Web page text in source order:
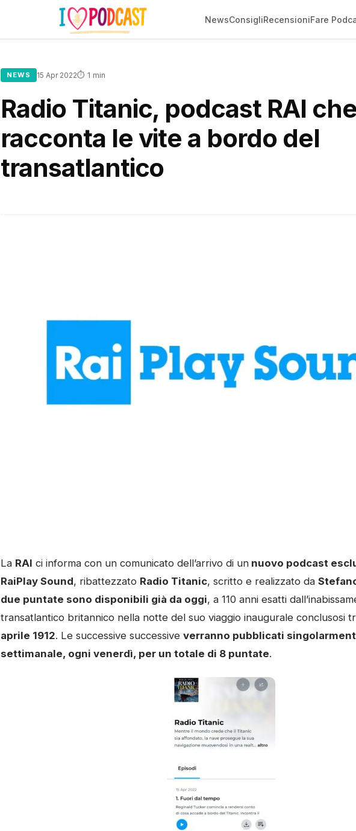
NewsConsigliRecensioniFare
NEWS 15 Apr 2022⏱ 1 min
Radio Titanic, podcast RAI che
racconta le vite a bordo del
transatlantico
La RAI ci informa con un comunicato dell’arrivo di un nuovo podcast
RaiPlay Sound, ribattezzato Radio Titanic, scritto e realizzato da
due puntate sono disponibili già da oggi, a 110 anni esatti
transatlantico britannico nella notte del suo viaggio inaugurale conclusosi
aprile 1912. Le successive successive verranno pubblicati
settimanale, ogni venerdì, per un totale di 8 puntate.